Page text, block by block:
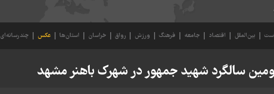
بین‌الملل اقتصاد جامعه فرهنگ ورزش رواق خراسان استان‌ها عکس چندرسانه‌ای
سالگرد شهید جمهور در شهرک باهنر مشهد